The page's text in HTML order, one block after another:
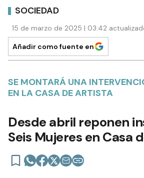
SOCIEDAD
15 de marzo de 2025 | 03:42
Añadir como fuente en
SE MONTARÁ UNA
EN LA CASA DE ARTISTA
Desde abril reponen
Seis Mujeres en Casa